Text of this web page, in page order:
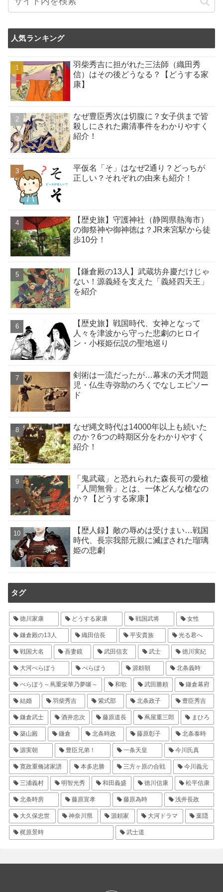
人気ランキング
羽柴秀吉に担がれた三法師（織田秀
信）はその後どうなる？【どうする家
康】
なぜ豊臣秀次は切腹に？女子供まで皆
殺しにされた粛清事件をわかりやすく
紹介！
平仮名「そ」はなぜ2通り？どっちが
正しい？それぞれの由来も紹介！
【歴史旅】守護神社（静岡県熱海市）
の御祭神や御神徳は？JR来宮駅から徒
歩10分！
【鎌倉殿の13人】武蔵坊弁慶だけじゃ
ない！源義経を支えた「義経四天王」
を紹介
【歴史旅】戦国時代、女神となって
人々を津波から守った悲劇のヒロイ
ン・小桜姫伝説の聖地巡り
剣術は一流だったが…幕末の天才問題
児・仏生寺弥助のろくでなしエピソー
ド
なぜ縄文時代は14000年以上も続いた
のか？6つの時期区分をわかりやすく
紹介！
「鬼武蔵」と恐れられた森長可の愛槍
「人間無骨」とは、一体どんな槍なの
か？【どうする家康】
【歴人録】敵の辱めは受けまい…戦国
時代、長宗我部元親に滅ぼされた瑠璃
姫の悲劇
タグ
徳川家康 どうする家康 戦国武将 女性
鎌倉殿の13人 織田信長 平安貴族 光る君へ
戦国大名 吾妻鏡 武田信玄 武士 徳川実紀
大河べらぼう べらぼう 源頼朝 北条義時
べらぼう～蔦重栄華乃夢噺～ 和歌 武田勝頼 鎌倉幕府
結婚 羽柴秀吉 紫式部 北条政子 豊臣秀吉
鎌倉武士 酒井忠次 藤原道長 蔦屋重三郎 まひろ
築山殿 鎌倉 北条時政 藤原彰子 北条泰時
源実朝 豊臣兄弟！ 一条天皇 今川氏真
寛政重脩諸家譜 本多忠勝 三方ヶ原の合戦 今川義元
三浦義村 明智光秀 和田義盛 徳川信康 松平信康
北条時房 藤原宣孝 藤原為時 浅井長政
大久保忠世 神奈川県 源頼家 大河ドラマ 葉隠
梶原景時 武士道